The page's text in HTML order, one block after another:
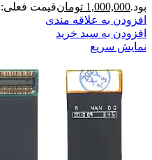
بود.1,000,000 تومانقیمت فعلی: 1,000,000 تومان.
افزودن به علاقه مندی
افزودن به سبد خرید
نمایش سریع